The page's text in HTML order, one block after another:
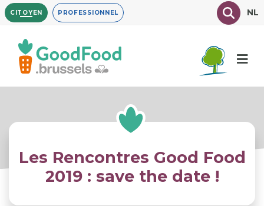
Aller
au
contenu
principal
CITOYEN PROFESSIONNEL TexteNL
Les Rencontres Good Food
2019 : save the date !